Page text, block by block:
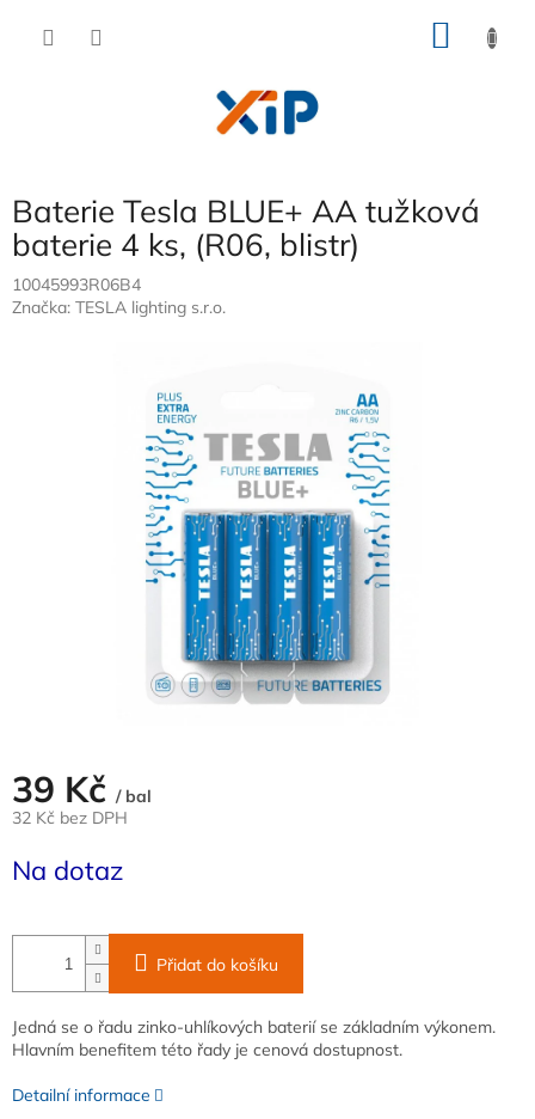
Baterie Tesla BLUE+ AA tužková
baterie 4 ks, (R06, blistr)
10045993R06B4
Značka: TESLA lighting s.r.o.
39 Kč / bal
32 Kč bez DPH
cena:
Na dotaz
Přidat do košíku
Jedná se o řadu zinko-uhlíkových baterií se základním výkonem.
Hlavním benefitem této řady je cenová dostupnost.
Detailní informace